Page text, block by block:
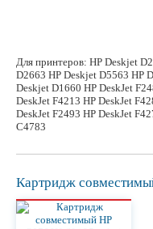
Для принтеров: HP Deskjet
D2663 HP Deskjet D5563 HP
Deskjet D1660 HP DeskJet
DeskJet F4213 HP DeskJet
DeskJet F2493 HP DeskJet
C4783
Картридж